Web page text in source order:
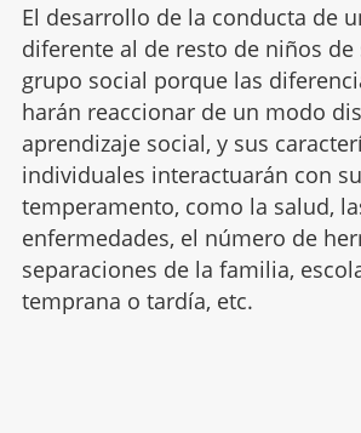
El desarrollo de la conducta de
diferente al de resto de niños
grupo social porque las
harán reaccionar de un modo
aprendizaje social, y sus
individuales interactuarán con su
temperamento, como la salud,
enfermedades, el número de
separaciones de la familia,
temprana o tardía, etc.